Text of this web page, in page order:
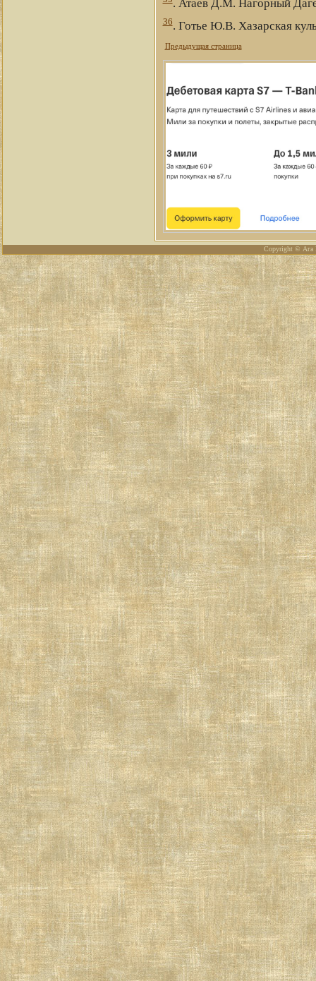
. Атаев Д.М. Нагорный
36. Готье Ю.В. Хазарская
Предыдущая страница
Copyright © Ага